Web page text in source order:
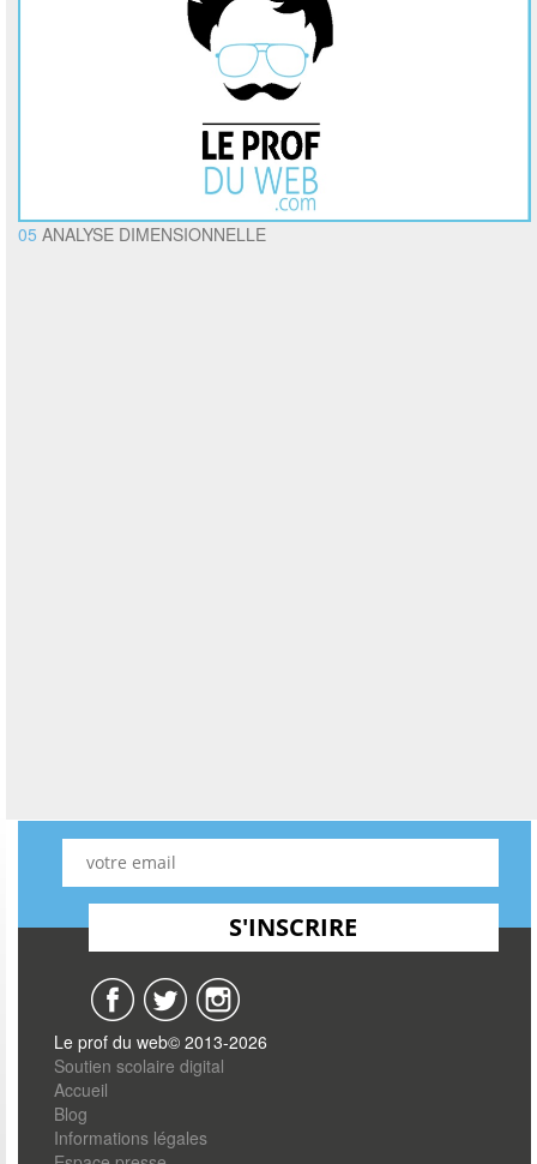
05 ANALYSE DIMENSIONNELLE
Le prof du web© 2013-2026
Soutien scolaire digital
Accueil
Blog
Informations légales